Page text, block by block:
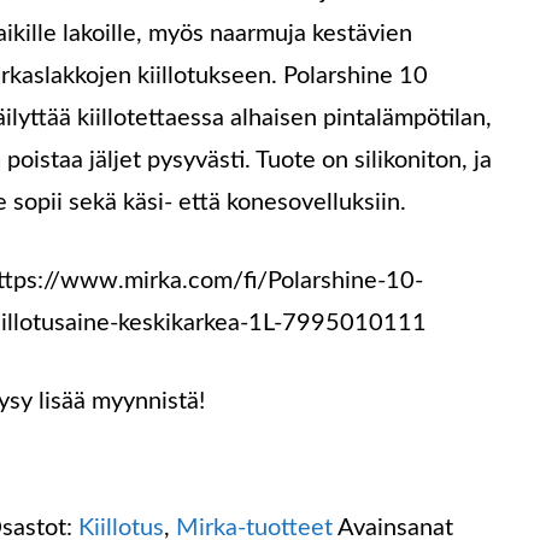
lakoille, myös naarmuja kestävien
kiillotukseen. Polarshine 10
kiillotettaessa alhaisen pintalämpötilan,
poistaa jäljet pysyvästi. Tuote on silikoniton, ja
sopii sekä käsi- että konesovelluksiin.
www.mirka.com/fi/Polarshine-10-
keskikarkea-1L-7995010111
lisää myynnistä!
Kiillotus, Mirka-tuotteet Avainsanat